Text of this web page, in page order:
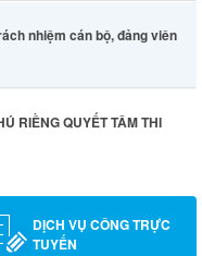
nhiệm cán bộ, đảng viên
RIỀNG QUYẾT TÂM THI
DỊCH VỤ CÔNG TRỰC
TUYẾN